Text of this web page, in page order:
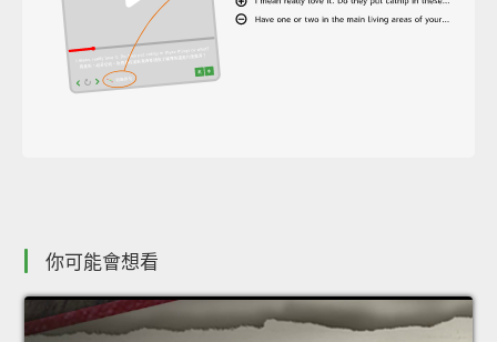
你可能會想看